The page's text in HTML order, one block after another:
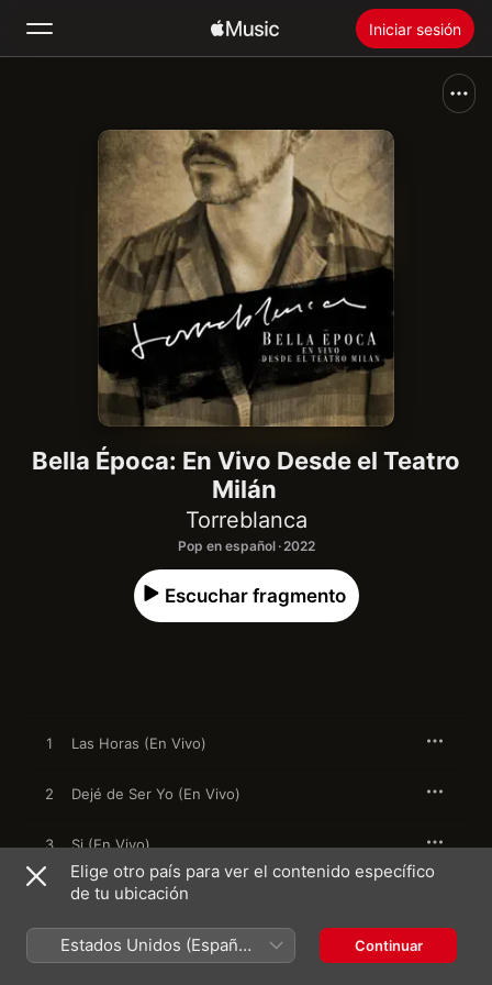
Iniciar sesión
Novedades
Instalar Apple Music
Bella Época: En Vivo Desde el Teatro
Milán
Torreblanca
Pop en español · 2022
Escuchar fragmento
1 Las Horas (En Vivo)
2 Dejé de Ser Yo (En Vivo)
3 Si (En Vivo)
Roma (En Vivo)
Lobo (En Vivo)
Elige otro país para ver el contenido específico
de tu ubicación
Estados Unidos (Español
México)
Continuar